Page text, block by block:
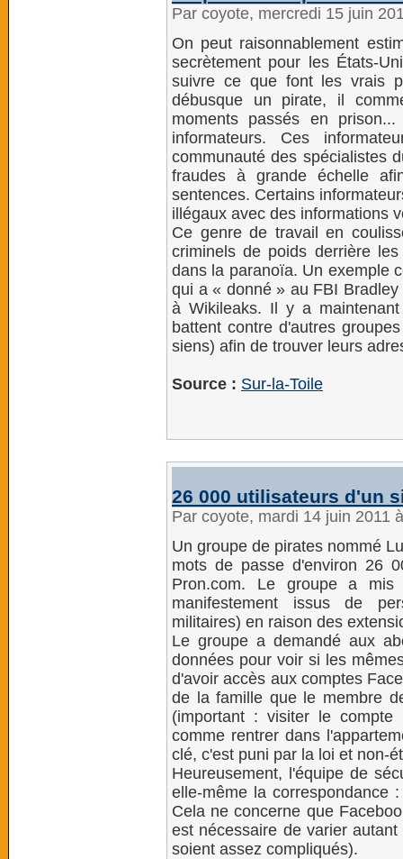
Par coyote, mercredi 15 juin
On peut raisonnablement
secrètement pour les États-
suivre ce que font les vrais
débusque un pirate, il
moments passés en
informateurs. Ces
communauté des spécialistes
fraudes à grande échelle
sentences. Certains
illégaux avec des informations
Ce genre de travail en
criminels de poids derrière
dans la paranoïa. Un exemple
qui a « donné » au FBI
à Wikileaks. Il y a
battent contre d'autres
siens) afin de trouver leurs
Source : Sur-la-Toile
26 000 utilisateurs d'un
Par coyote, mardi 14 juin 2011
Un groupe de pirates nommé
mots de passe d'environ 26
Pron.com. Le groupe a
manifestement issus de
militaires) en raison des
Le groupe a demandé aux
données pour voir si les
d'avoir accès aux comptes
de la famille que le membre
(important : visiter le compte
comme rentrer dans
clé, c'est puni par la loi et non-
Heureusement, l'équipe de
elle-même la correspondance
Cela ne concerne que
est nécessaire de varier
soient assez compliqués).